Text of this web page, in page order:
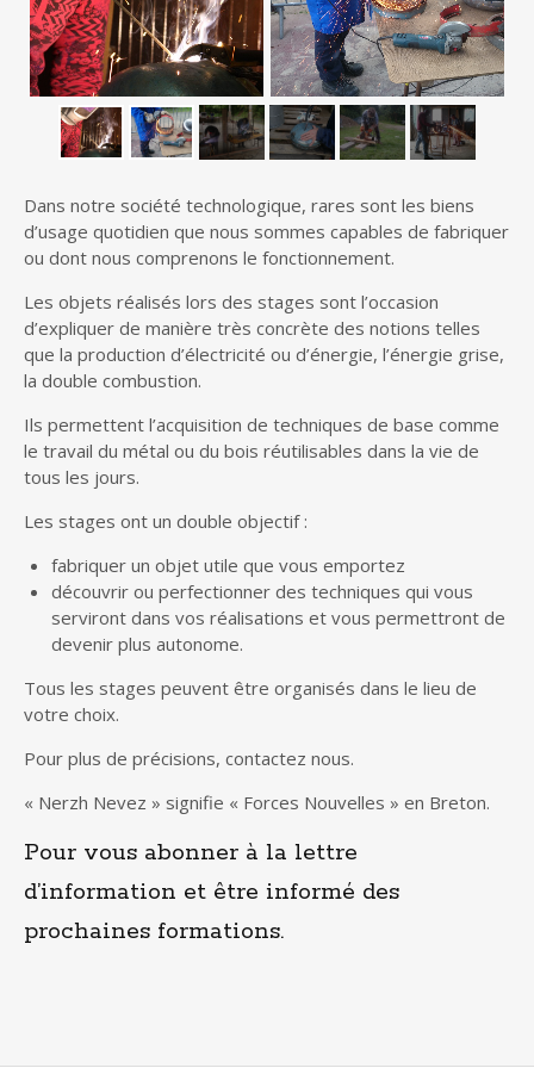
Dans notre société technologique, rares sont les biens
d’usage quotidien que nous sommes capables de fabriquer
ou dont nous comprenons le fonctionnement.
Les objets réalisés lors des stages sont l’occasion
d’expliquer de manière très concrète des notions telles
que la production d’électricité ou d’énergie, l’énergie grise,
la double combustion.
Ils permettent l’acquisition de techniques de base comme
le travail du métal ou du bois réutilisables dans la vie de
tous les jours.
Les stages ont un double objectif :
fabriquer un objet utile que vous emportez
découvrir ou perfectionner des techniques qui vous
serviront dans vos réalisations et vous permettront de
devenir plus autonome.
Tous les stages peuvent être organisés dans le lieu de
votre choix.
Pour plus de précisions, contactez nous.
« Nerzh Nevez » signifie « Forces Nouvelles » en Breton.
Pour vous abonner à la lettre
d’information et être informé des
prochaines formations.